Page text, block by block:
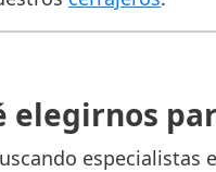
elegirnos
especialistas